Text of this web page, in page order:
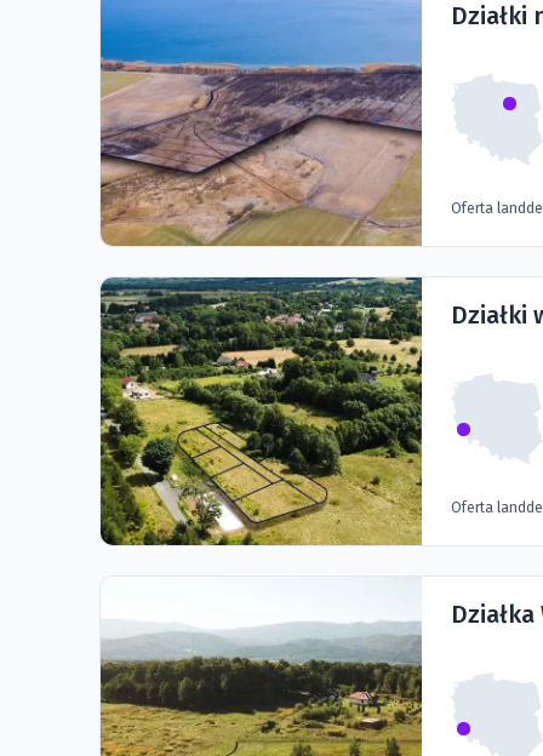
Działki
Oferta
Działki
Oferta